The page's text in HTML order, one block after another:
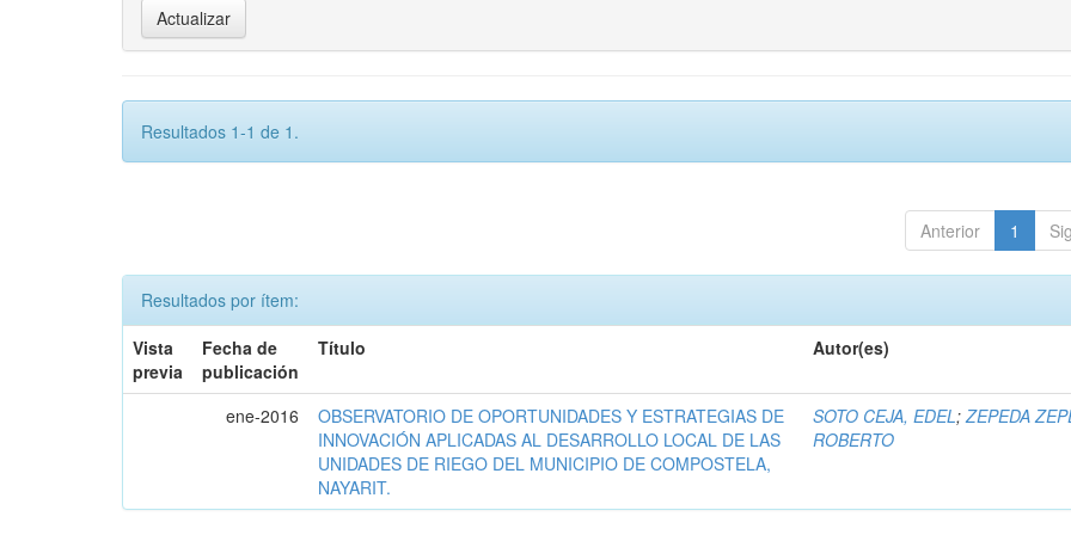
Resultados 1-1 de 1.
Anterior 1
Resultados por ítem:
Vista
previa
Fecha de
publicación
Título Autor(es)
ene-2016
OBSERVATORIO DE OPORTUNIDADES Y ESTRATEGIAS DE
INNOVACIÓN APLICADAS AL DESARROLLO LOCAL DE LAS
UNIDADES DE RIEGO DEL MUNICIPIO DE COMPOSTELA,
NAYARIT.
SOTO CEJA, EDEL;ZEPEDA
ROBERTO